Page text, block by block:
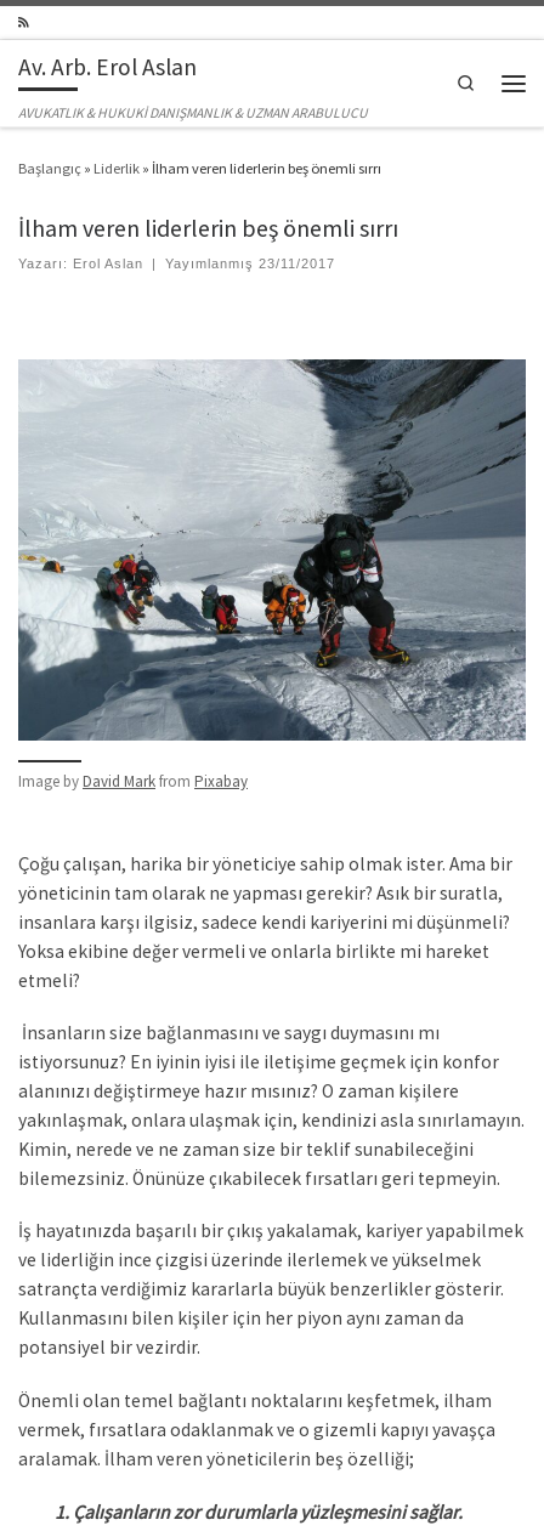
Av. Arb. Erol Aslan
AVUKATLIK & HUKUKİ DANIŞMANLIK & UZMAN ARABULUCU
Search
Başlangıç » Liderlik » İlham veren liderlerin beş önemli sırrı
İlham veren liderlerin beş önemli sırrı
Yazarı: Erol Aslan | Yayımlanmış 23/11/2017
Image by David Markfrom Pixabay
Çoğu çalışan, harika bir yöneticiye sahip olmak ister. Ama bir
yöneticinin tam olarak ne yapması gerekir? Asık bir suratla,
insanlara karşı ilgisiz, sadece kendi kariyerini mi düşünmeli?
Yoksa ekibine değer vermeli ve onlarla birlikte mi hareket
etmeli?
İnsanların size bağlanmasını ve saygı duymasını mı
istiyorsunuz? En iyinin iyisi ile iletişime geçmek için konfor
alanınızı değiştirmeye hazır mısınız? O zaman kişilere
yakınlaşmak, onlara ulaşmak için, kendinizi asla sınırlamayın.
Kimin, nerede ve ne zaman size bir teklif sunabileceğini
bilemezsiniz. Önünüze çıkabilecek fırsatları geri tepmeyin.
İş hayatınızda başarılı bir çıkış yakalamak, kariyer yapabilmek
ve liderliğin ince çizgisi üzerinde ilerlemek ve yükselmek
satrançta verdiğimiz kararlarla büyük benzerlikler gösterir.
Kullanmasını bilen kişiler için her piyon aynı zaman da
potansiyel bir vezirdir.
Önemli olan temel bağlantı noktalarını keşfetmek, ilham
vermek, fırsatlara odaklanmak ve o gizemli kapıyı yavaşça
aralamak. İlham veren yöneticilerin beş özelliği;
1. Çalışanların zor durumlarla yüzleşmesini sağlar.